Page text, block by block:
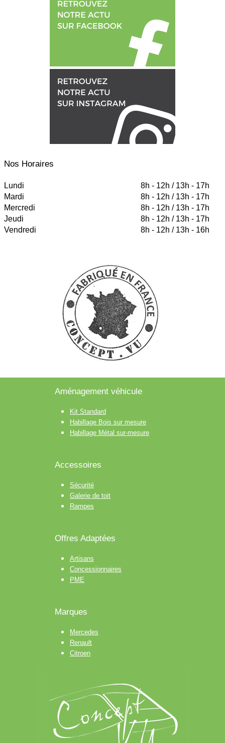
Nos Horaires
Lundi
8h - 12h / 13h - 17h
Mardi
8h - 12h / 13h - 17h
Mercredi
8h - 12h / 13h - 17h
Jeudi
8h - 12h / 13h - 17h
Vendredi
8h - 12h / 13h - 16h
Aménagement véhicule
Kit Standard
Habillage Bois sur mesure
Habillage Métal sur-mesure
Accessoires
Sécurité
Galerie de toit
Rampes
Offres Adaptées
Artisans
Concessionnaires
PME
Marques
Mercedes
Renault
Citroen